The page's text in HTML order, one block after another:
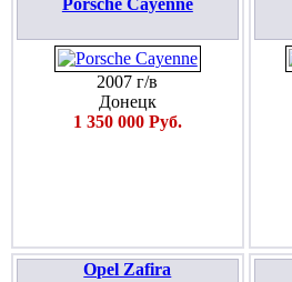
Porsche Cayenne
2007 г/в
Донецк
1 350 000 Руб.
Opel Zafira